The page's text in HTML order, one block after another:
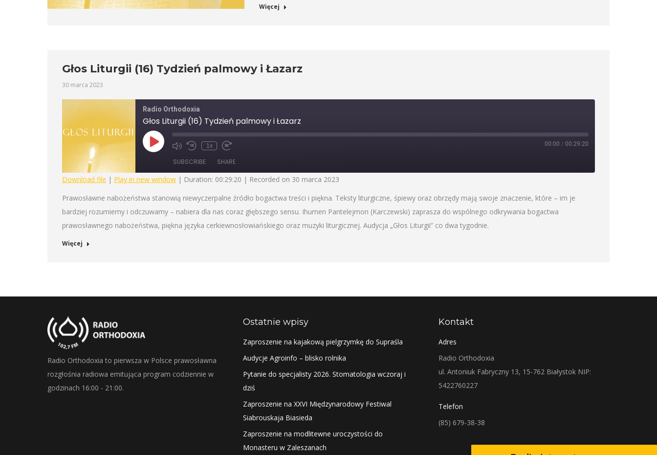
Więcej
Głos Liturgii (16) Tydzień palmowy i Łazarz
30 marca 2023
Radio Orthodoxia
Głos Liturgii (16) Tydzień palmowy i Łazarz
Play
Episode Mute/Unmute
Rewind
Seconds
1x
Fast
30
seconds
00:00 / 00:29:20
SUBSCRIBE SHARE
RSS FEED
LINK
Download file | Play in new window | Duration: 00:29:20 | Recorded on 30 marca 2023
Prawosławne nabożeństwa stanowią niewyczerpalne źródło bogactwa treści i piękna. Teksty liturgiczne, śpiewy oraz obrzędy mają swoje znaczenie, które – im je
bardziej rozumiemy i odczuwamy – nabiera dla nas coraz głębszego sensu. Ihumen Pantelejmon (Karczewski) zaprasza do wspólnego odkrywania bogactwa
prawosławnego nabożeństwa, piękna języka cerkiewnosłowiańskiego oraz muzyki liturgicznej. Audycja „Głos Liturgii” co dwa tygodnie.
Więcej
Radio Orthodoxia to pierwsza w Polsce prawosławna
rozgłośnia radiowa emitująca program codziennie w
godzinach 16:00 - 21:00.
Ostatnie wpisy
Zaproszenie na kajakową pielgrzymkę do Supraśla
Audycje Agroinfo – blisko rolnika
Pytanie do specjalisty 2026. Stomatologia wczoraj i
dziś
Zaproszenie na XXVI Międzynarodowy Festiwal
Siabrouskaja Biasieda
Zaproszenie na modlitewne uroczystości do
Monasteru w Zaleszanach
Kontakt
Adres
Radio Orthodoxia
ul. Antoniuk Fabryczny 13, 15-762 Białystok NIP:
5422760227
Telefon
(85) 679-38-38